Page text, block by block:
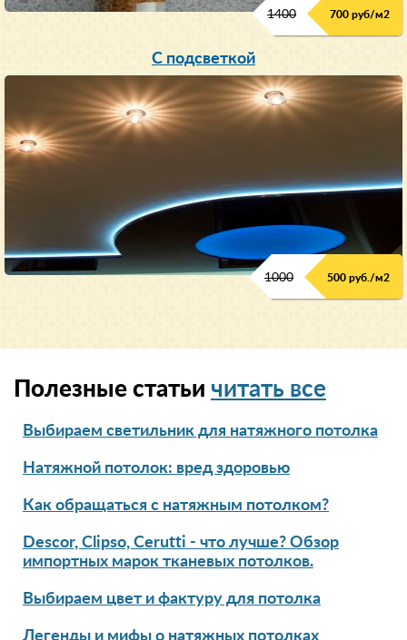
1400 700 руб/м2
С подсветкой
1000 500 руб./м2
Полезные статьи читать все
Выбираем светильник для натяжного потолка
Натяжной потолок: вред здоровью
Как обращаться с натяжным потолком?
Descor, Clipso, Cerutti - что лучше? Обзор
импортных марок тканевых потолков.
Выбираем цвет и фактуру для потолка
Легенды и мифы о натяжных потолках